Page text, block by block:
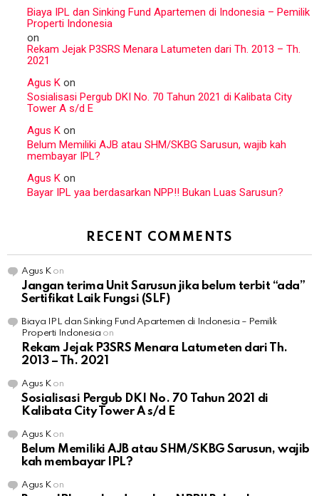
Biaya IPL dan Sinking Fund Apartemen di Indonesia – Pemilik
Properti Indonesia
on
Rekam Jejak P3SRS Menara Latumeten dari Th. 2013 – Th.
2021
Agus K on
Sosialisasi Pergub DKI No. 70 Tahun 2021 di Kalibata City
Tower A s/d E
Agus K on
Belum Memiliki AJB atau SHM/SKBG Sarusun, wajib kah
membayar IPL?
Agus K on
Bayar IPL yaa berdasarkan NPP!! Bukan Luas Sarusun?
RECENT COMMENTS
Agus Kon
Jangan terima Unit Sarusun jika belum terbit “ada”
Sertifikat Laik Fungsi (SLF)
Biaya IPL dan Sinking Fund Apartemen di Indonesia – Pemilik
Properti Indonesia on
Rekam Jejak P3SRS Menara Latumeten dari Th.
2013 – Th. 2021
Agus Kon
Sosialisasi Pergub DKI No. 70 Tahun 2021 di
Kalibata City Tower A s/d E
Agus Kon
Belum Memiliki AJB atau SHM/SKBG Sarusun, wajib
kah membayar IPL?
Agus Kon